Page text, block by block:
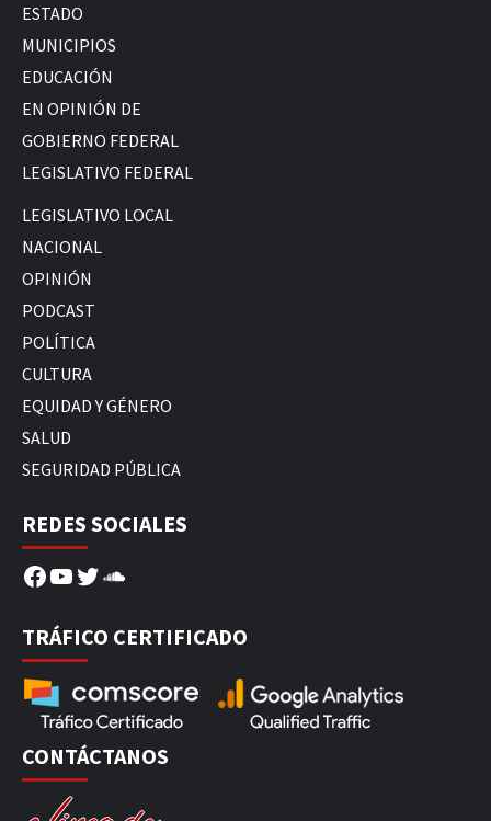
ESTADO
MUNICIPIOS
EDUCACIÓN
EN OPINIÓN DE
GOBIERNO FEDERAL
LEGISLATIVO FEDERAL
LEGISLATIVO LOCAL
NACIONAL
OPINIÓN
PODCAST
POLÍTICA
CULTURA
EQUIDAD Y GÉNERO
SALUD
SEGURIDAD PÚBLICA
REDES SOCIALES
Facebook
YouTube
Twitter
SoundCloud
TRÁFICO CERTIFICADO
CONTÁCTANOS